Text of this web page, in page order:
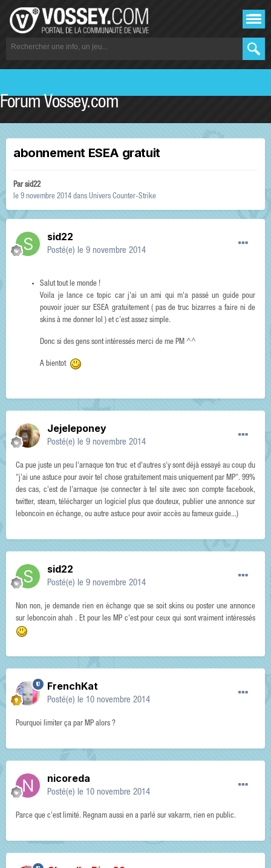
Forum Vossey.com
abonnement ESEA gratuit
Parsid22
le 9 novembre 2014 dans Univers Counter-Strike
sid22
Posté(e) le 9 novembre 2014
Salut tout le monde !
Voila je lance ce topic car j'ai un ami qui m'a passé un guide pour
pouvoir jouer sur ESEA gratuitement ( pas de truc bizarres a faire ni de
skins à me donner lol ) et c'est assez simple.
Donc si des gens sont intéressés merci de me PM ^^
A bientot
Jejeleponey
Posté(e) le 9 novembre 2014
Ca pue juste un peu l'arnaque ton truc et d'autres s'y sont déjà essayé au coup du
"j'ai une astuce pour avoir tel chose gratuitement mais uniquement par MP". 99%
des cas, c'est de l'arnaque (se connecter à tel site avec son compte facebook,
twitter, steam, télécharger un logiciel plus que douteux, publier une annonce sur
leboncoin en échange, ou autre astuce pour avoir accès au fameux guide...)
sid22
Posté(e) le 9 novembre 2014
Non non, je demande rien en échange que se soit skins ou poster une annonce
sur leboncoin ahah . Et pour les MP c'est pour ceux qui sont vraiment intéressés
FrenchKat
Posté(e) le 10 novembre 2014
Pourquoi limiter ça par MP alors ?
nicoreda
Posté(e) le 10 novembre 2014
Parce que c'est limité. Regnam aussi en a parlé sur vakarm, rien en public.